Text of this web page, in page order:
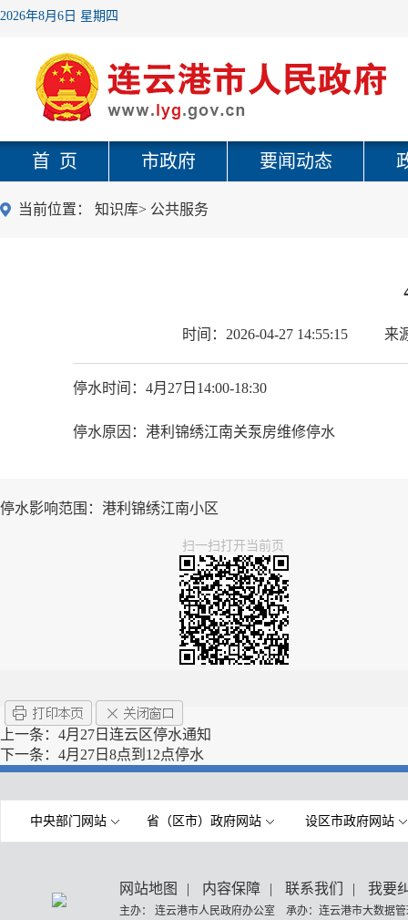
2026年8月6日 星期四
首 页 市政府 要闻动态
当前位置： 知识库> 公共服务
时间： 2026-04-27 14:55:15 来
停水时间：4月27日14:00-18:30
停水原因：港利锦绣江南关泵房维修停水
停水影响范围：港利锦绣江南小区
扫一扫打开当前页
上一条： 4月27日连云区停水通知
下一条： 4月27日8点到12点停水
中央部门网站 省（区市）政府网站 设区市政府网站
网站地图 | 内容保障 | 联系我们 | 我要
主办： 连云港市人民政府办公室 承办：连云港市大数据